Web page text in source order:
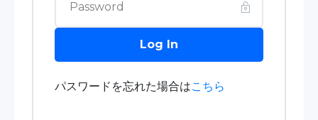
Log In
パスワードを忘れた場合はこちら